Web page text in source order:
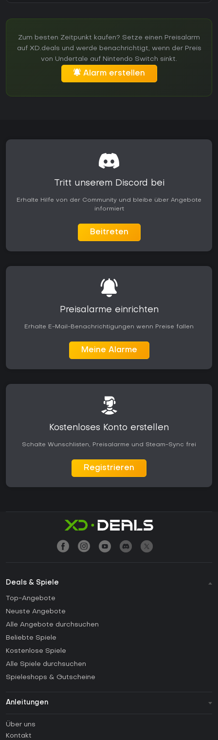
Zum besten Zeitpunkt kaufen? Setze einen Preisalarm
auf XD.deals und werde benachrichtigt, wenn der Preis
von Undertale auf Nintendo Switch sinkt.
Alarm erstellen
Tritt unserem Discord bei
Erhalte Hilfe von der Community und bleibe über Angebote
informiert
Beitreten
Preisalarme einrichten
Erhalte E-Mail-Benachrichtigungen wenn Preise fallen
Meine Alarme
Kostenloses Konto erstellen
Schalte Wunschlisten, Preisalarme und Steam-Sync frei
Registrieren
Deals & Spiele
Top-Angebote
Neuste Angebote
Alle Angebote durchsuchen
Beliebte Spiele
Kostenlose Spiele
Alle Spiele durchsuchen
Spieleshops & Gutscheine
Anleitungen
Anleitungen
Über uns
Kontakt